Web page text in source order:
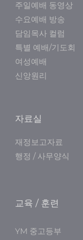
주일예배 동영상
수요예배 방송
담임목사 컬럼
특별 예배/기도회
여성예배
신앙원리
자료실
재정보고자료
행정 / 사무양식
교육 / 훈련
YM 중고등부